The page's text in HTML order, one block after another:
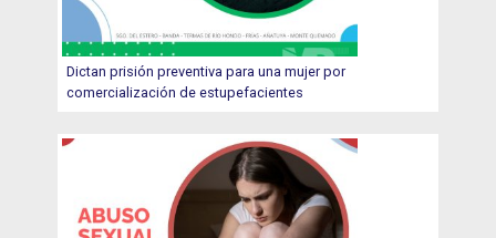
Dictan prisión preventiva para una mujer por
comercialización de estupefacientes